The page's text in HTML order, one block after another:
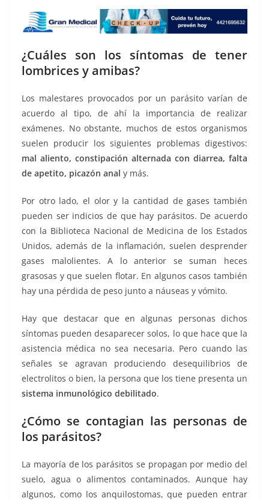
¿Cuáles son los síntomas de tener
lombrices y amibas?
Los malestares provocados por un parásito varían de
acuerdo al tipo, de ahí la importancia de realizar
exámenes. No obstante, muchos de estos organismos
suelen producir los siguientes problemas digestivos:
mal aliento, constipación alternada con diarrea, falta
de apetito, picazón anal y más.
Por otro lado, el olor y la cantidad de gases también
pueden ser indicios de que hay parásitos. De acuerdo
con la Biblioteca Nacional de Medicina de los Estados
Unidos, además de la inflamación, suelen desprender
gases malolientes. A lo anterior se suman heces
grasosas y que suelen flotar. En algunos casos también
hay una pérdida de peso junto a náuseas y vómito.
Hay que destacar que en algunas personas dichos
síntomas pueden desaparecer solos, lo que hace que la
asistencia médica no sea necesaria. Pero cuando las
señales se agravan produciendo desequilibrios de
electrolitos o bien, la persona que los tiene presenta un
sistema inmunológico debilitado.
¿Cómo se contagian las personas de
los parásitos?
La mayoría de los parásitos se propagan por medio del
suelo, agua o alimentos contaminados. Aunque hay
algunos, como los anquilostomas, que pueden entrar